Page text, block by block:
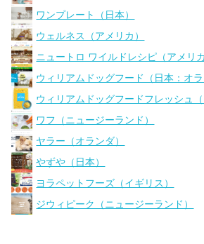
ワンプレート（日本）
ウェルネス（アメリカ）
ニュートロ ワイルドレシピ（アメリカ
ウィリアムドッグフード（日本：オラ
ウィリアムドッグフードフレッシュ（
ワフ（ニュージーランド）
ヤラー（オランダ）
やずや（日本）
ヨラペットフーズ（イギリス）
ジウィピーク（ニュージーランド）